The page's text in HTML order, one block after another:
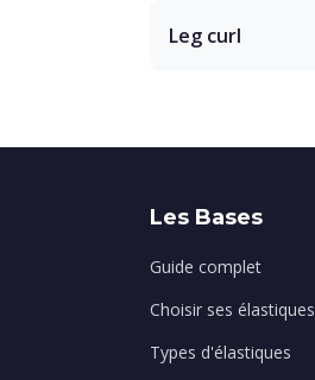
Leg curl
Les Bases
Guide complet
Choisir ses élastiques
Types d'élastiques